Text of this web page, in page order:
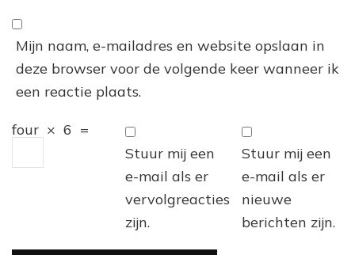
Mijn naam, e-mailadres en website opslaan in
deze browser voor de volgende keer wanneer ik
een reactie plaats.
four × 6 =
Stuur mij een
e-mail als er
vervolgreacties
zijn.
Stuur mij een
e-mail als er
nieuwe
berichten zijn.